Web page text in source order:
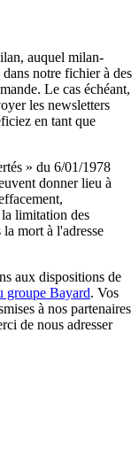
auquel milan-
notre fichier à des
Le cas échéant,
les newsletters
en tant que
» du 6/01/1978
donner lieu à
limitation des
la mort à l'adresse
aux dispositions de
groupe Bayard. Vos
à nos partenaires
de nous adresser